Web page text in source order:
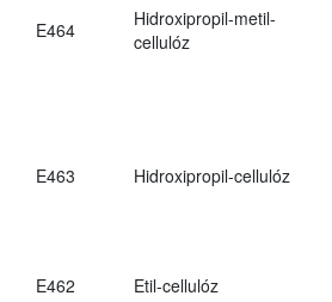
E464
Hidroxipropil-metil-
cellulóz
E463 Hidroxipropil-cellulóz
E462 Etil-cellulóz